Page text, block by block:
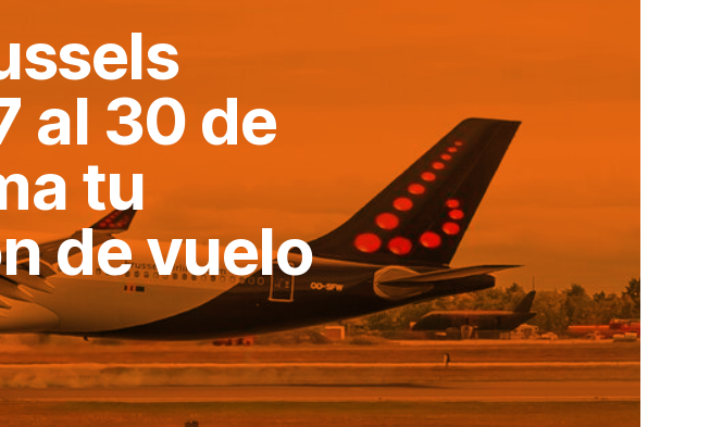
al 30 de
tu
de vuelo